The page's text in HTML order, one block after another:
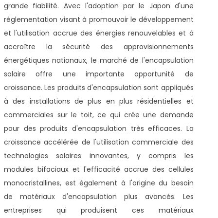
grande fiabilité. Avec l'adoption par le Japon d'une
réglementation visant à promouvoir le développement
et l'utilisation accrue des énergies renouvelables et à
accroître la sécurité des approvisionnements
énergétiques nationaux, le marché de l'encapsulation
solaire offre une importante opportunité de
croissance. Les produits d'encapsulation sont appliqués
à des installations de plus en plus résidentielles et
commerciales sur le toit, ce qui crée une demande
pour des produits d'encapsulation très efficaces. La
croissance accélérée de l'utilisation commerciale des
technologies solaires innovantes, y compris les
modules bifaciaux et l'efficacité accrue des cellules
monocristallines, est également à l'origine du besoin
de matériaux d'encapsulation plus avancés. Les
entreprises qui produisent ces matériaux